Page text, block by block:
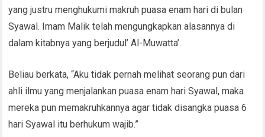
yang justru menghukumi makruh puasa enam hari di bulan
Syawal. Imam Malik telah mengungkapkan alasannya di
dalam kitabnya yang berjudul’ Al-Muwatta’.
Beliau berkata, “Aku tidak pernah melihat seorang pun dari
ahli ilmu yang menjalankan puasa enam hari Syawal, maka
mereka pun memakruhkannya agar tidak disangka puasa 6
hari Syawal itu berhukum wajib.”